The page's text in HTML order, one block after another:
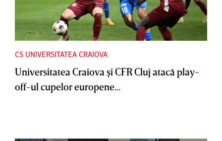
CS UNIVERSITATEA CRAIOVA
Universitatea Craiova şi CFR Cluj atacă play-
off-ul cupelor europene...